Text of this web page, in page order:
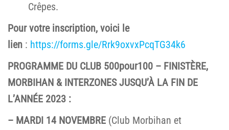
Crêpes.
Pour votre inscription, voici le
lien : https://forms.gle/Rrk9oxvxPcqTG34k6
PROGRAMME DU CLUB 500pour100 – FINISTÈRE,
MORBIHAN & INTERZONES JUSQU’À LA FIN DE
L’ANNÉE 2023 :
– MARDI 14 NOVEMBRE (Club Morbihan et